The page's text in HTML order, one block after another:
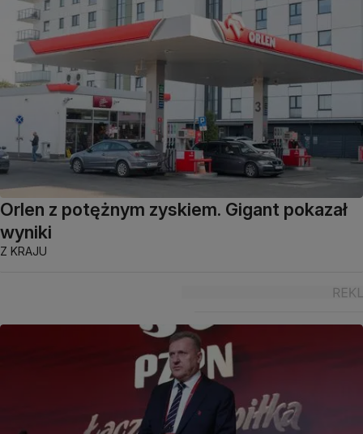
Orlen z potężnym zyskiem. Gigant pokazał
wyniki
Z KRAJU